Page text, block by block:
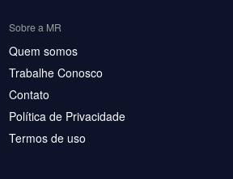
Sobre a MR
Quem somos
Trabalhe Conosco
Contato
Política de Privacidade
Termos de uso